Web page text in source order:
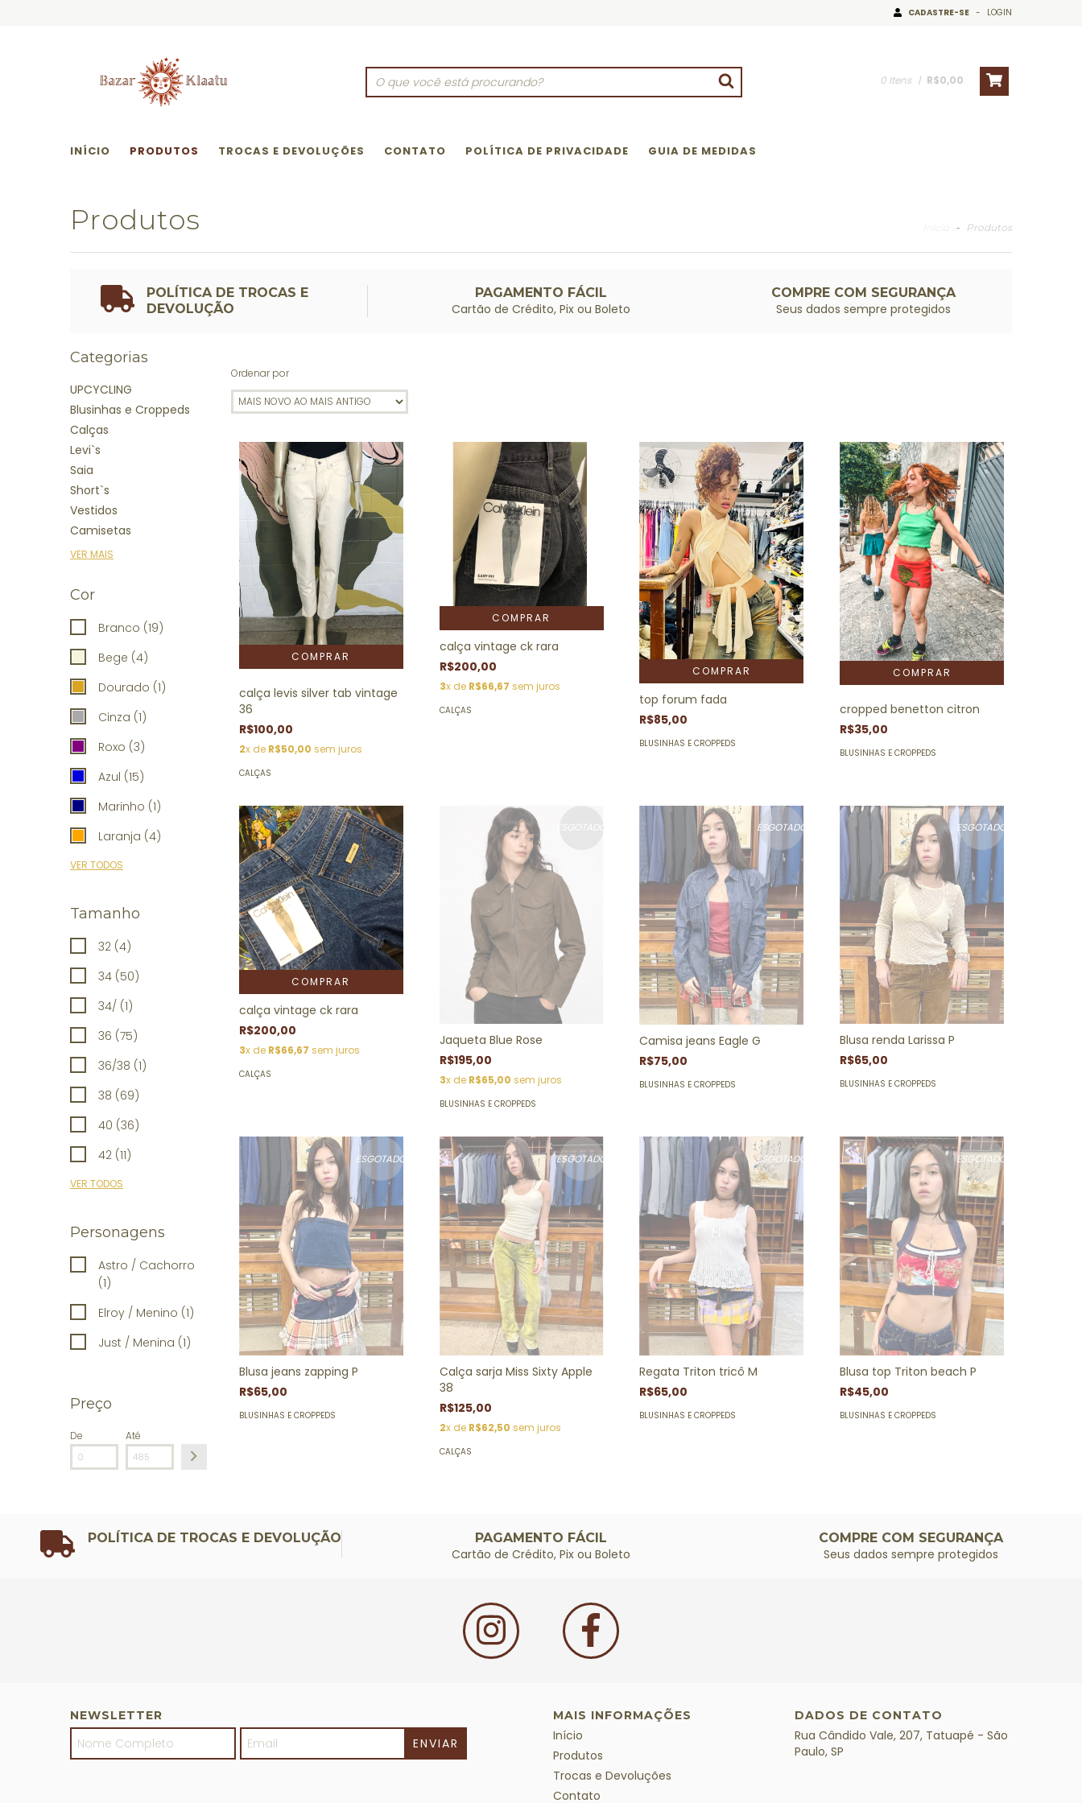
CADASTRE-SE - LOGIN
0 Itens | R$0,00
INÍCIO PRODUTOS TROCAS E DEVOLUÇÕES CONTATO POLÍTICA DE PRIVACIDADE GUIA DE MEDIDAS
Produtos - Produtos
POLÍTICA DE TROCAS E
DEVOLUÇÃO
PAGAMENTO FÁCIL
Cartão de Crédito, Pix ou Boleto
COMPRE COM SEGURANÇA
Seus dados sempre protegidos
Categorias
UPCYCLING
Blusinhas e Croppeds
Calças
Levi`s
Saia
Short`s
Vestidos
Camisetas
VER MAIS
Cor
Branco (19)
Bege (4)
Dourado (1)
Cinza (1)
Roxo (3)
Azul (15)
Marinho (1)
Laranja (4)
VER TODOS
Tamanho
32 (4)
34 (50)
34/ (1)
36 (75)
36/38 (1)
38 (69)
40 (36)
42 (11)
VER TODOS
Personagens
Astro / Cachorro
(1)
Elroy / Menino (1)
Just / Menina (1)
Preço
De Até
Ordenar por
calça levis silver tab vintage
36
R$100,00
2x de R$50,00 sem juros
CALÇAS
COMPRAR
calça vintage ck rara
R$200,00
3x de R$66,67 sem juros
CALÇAS
COMPRAR
top forum fada
R$85,00
BLUSINHAS E CROPPEDS
cropped benetton citron
R$35,00
BLUSINHAS E CROPPEDS
COMPRAR
calça vintage ck rara
R$200,00
3x de R$66,67 sem juros
CALÇAS
ESGOTADO
Jaqueta Blue Rose
R$195,00
3x de R$65,00 sem juros
BLUSINHAS E CROPPEDS
ESGOTADO
Camisa jeans Eagle G
R$75,00
BLUSINHAS E CROPPEDS
ESGOTADO
Blusa renda Larissa P
R$65,00
BLUSINHAS E CROPPEDS
ESGOTADO
Blusa jeans zapping P
R$65,00
BLUSINHAS E CROPPEDS
ESGOTADO
Calça sarja Miss Sixty Apple
38
R$125,00
2x de R$62,50 sem juros
CALÇAS
ESGOTADO
Regata Triton tricô M
R$65,00
BLUSINHAS E CROPPEDS
ESGOTADO
Blusa top Triton beach P
R$45,00
BLUSINHAS E CROPPEDS
POLÍTICA DE TROCAS E DEVOLUÇÃO PAGAMENTO FÁCIL
Cartão de Crédito, Pix ou Boleto
COMPRE COM SEGURANÇA
Seus dados sempre protegidos
NEWSLETTER MAIS INFORMAÇÕES
Início
Produtos
Trocas e Devoluções
Contato
DADOS DE CONTATO
Rua Cândido Vale, 207, Tatuapé - São
Paulo, SP